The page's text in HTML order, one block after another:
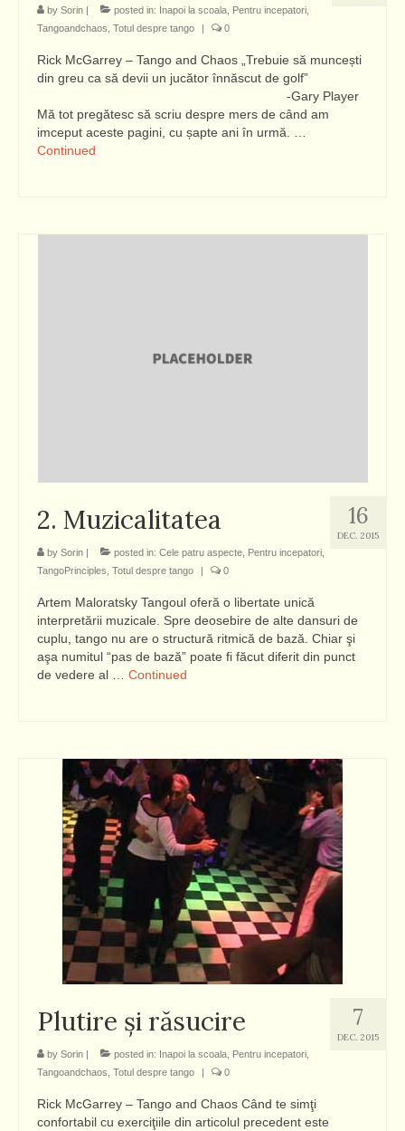
by Sorin | posted in: Inapoi la scoala Pentru incepatori
Tangoandchaos Totul despre tango | 0
Rick McGarrey – Tango and Chaos „Trebuie să muncești
din greu ca să devii un jucător înnăscut de golf”
-Gary Player
Mă tot pregătesc să scriu despre mers de când am
imceput aceste pagini, cu șapte ani în urmă. …
Continued
16
DEC. 2015
2. Muzicalitatea
by Sorin | posted in: Cele patru aspecte Pentru incepatori
TangoPrinciples Totul despre tango | 0
Artem Maloratsky Tangoul oferă o libertate unică
interpretării muzicale. Spre deosebire de alte dansuri de
cuplu, tango nu are o structură ritmică de bază. Chiar şi
aşa numitul “pas de bază” poate fi făcut diferit din punct
de vedere al … Continued
7
DEC. 2015
Plutire şi răsucire
by Sorin | posted in: Inapoi la scoala Pentru incepatori
Tangoandchaos Totul despre tango | 0
Rick McGarrey – Tango and Chaos Când te simţi
confortabil cu exerciţiile din articolul precedent este